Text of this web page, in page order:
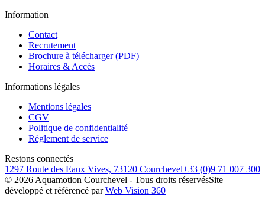
Information
Contact
Recrutement
Brochure à télécharger (PDF)
Horaires & Accès
Informations légales
Mentions légales
CGV
Politique de confidentialité
Règlement de service
Restons connectés
1297 Route des Eaux Vives, 73120 Courchevel+33 (0)9 71 007 300
© 2026 Aquamotion Courchevel - Tous droits réservésSite
développé et référencé par Web Vision 360